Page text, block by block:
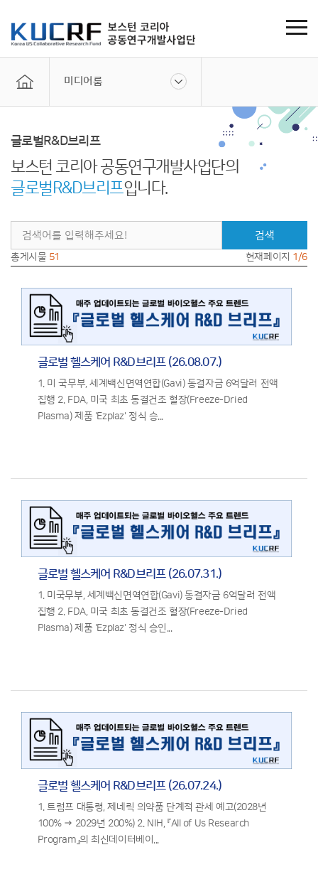
미디어룸
글로벌R&D브리프
보스턴 코리아 공동연구개발사업단의
글로벌R&D브리프입니다.
검색
총게시물 51 현재페이지 1/6
글로벌 헬스케어 R&D브리프 (26.08.07.)
1. 미 국무부, 세계백신면역연합(Gavi) 동결자금 6억달러 전액
집행 2. FDA, 미국 최초 동결건조 혈장(Freeze-Dried
Plasma) 제품 'Ezplaz' 정식 승...
글로벌 헬스케어 R&D브리프 (26.07.31.)
1. 미국무부, 세계백신면역연합(Gavi) 동결자금 6억달러 전액
집행 2. FDA, 미국 최초 동결건조 혈장(Freeze-Dried
Plasma) 제품 'Ezplaz' 정식 승인...
글로벌 헬스케어 R&D브리프 (26.07.24.)
1. 트럼프 대통령, 제네릭 의약품 단계적 관세 예고(2028년
100% → 2029년 200%) 2. NIH, 『All of Us Research
Program』의 최신데이터베이...